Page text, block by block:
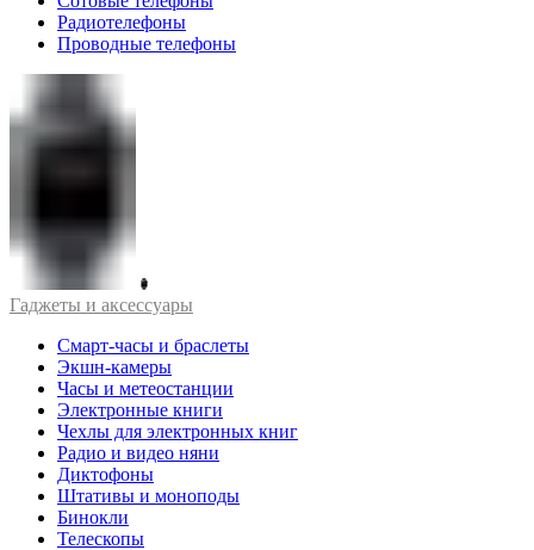
Радиотелефоны
Проводные телефоны
Гаджеты и аксессуары
Смарт-часы и браслеты
Экшн-камеры
Часы и метеостанции
Электронные книги
Чехлы для электронных книг
Радио и видео няни
Диктофоны
Штативы и моноподы
Бинокли
Телескопы